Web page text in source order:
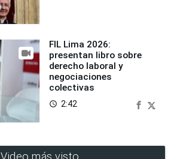
FIL Lima 2026:
presentan libro sobre
derecho laboral y
negociaciones
colectivas
access_time 2:42
Video más visto